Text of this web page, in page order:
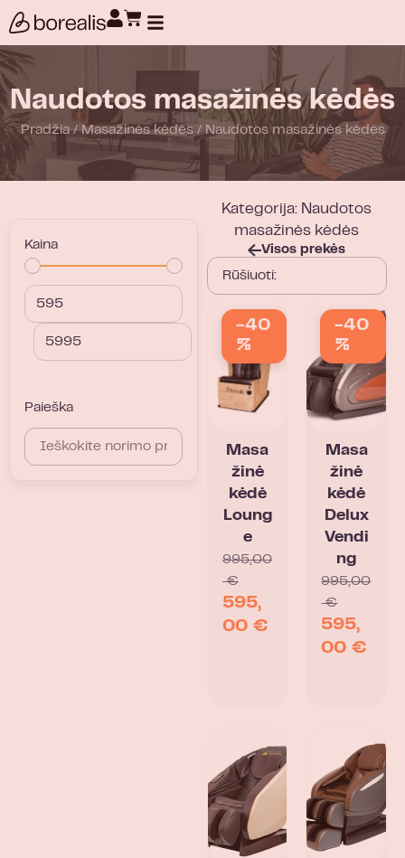
Naudotos masažinės kėdės
Pradžia/Masažinės kėdės/ Naudotos masažinės kėdės
Kaina
Paieška
Visos prekės
Kategorija: Naudotos
masažinės kėdės
-40
%
Masa
žinė
kėdė
Loung
e
995,00
€
595,
00 €
-40
%
Masa
žinė
kėdė
Delux
Vendi
ng
995,00
€
595,
00 €